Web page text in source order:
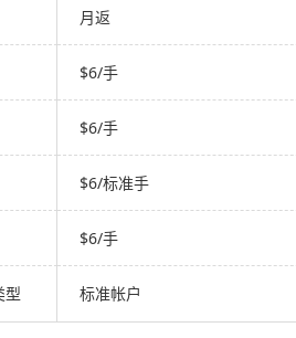
月返
$6/手
$6/手
$6/标准手
$6/手
型 标准帐户